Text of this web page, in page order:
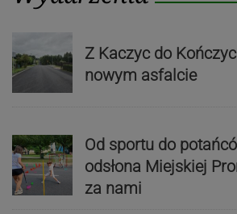
Z Kaczyc do
nowym asfalcie
Od sportu do
odsłona Miejskiej
za nami